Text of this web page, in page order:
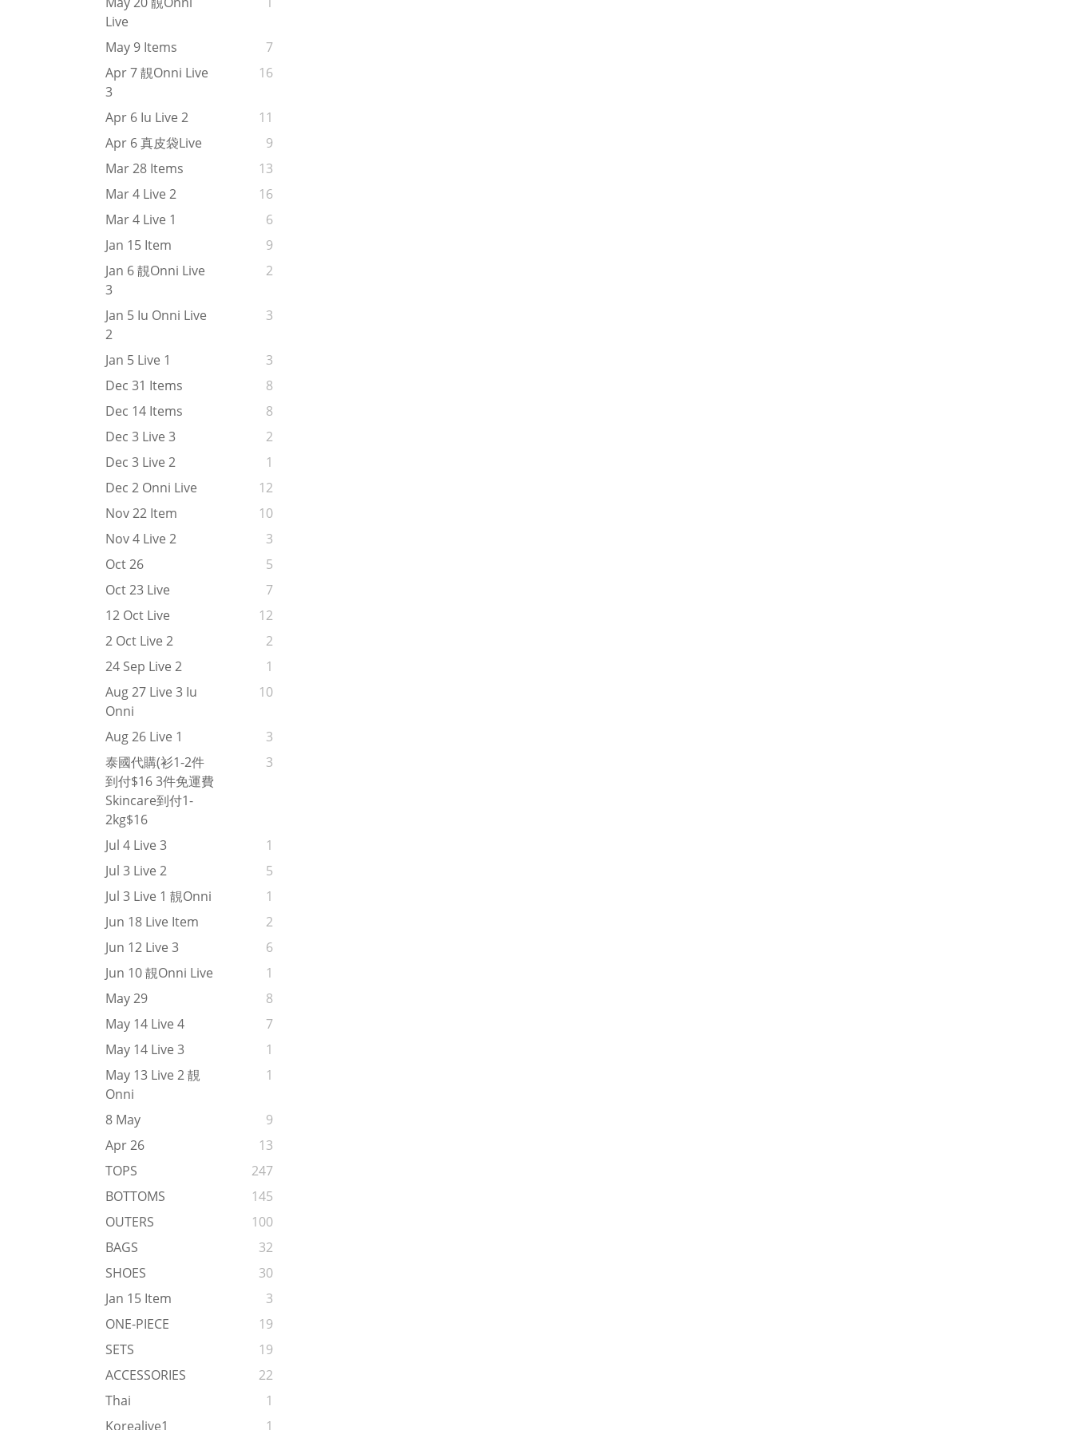
Live
May 9 Items
7
Apr 7 靚onni Live
3
16
Apr 6 Iu Live 2
11
Apr 6 真皮袋live
9
Mar 28 Items
13
Mar 4 Live 2
16
Mar 4 Live 1
6
Jan 15 Item
9
Jan 6 靚onni Live
3
2
Jan 5 Iu Onni Live
2
3
Jan 5 Live 1
3
Dec 31 Items
8
Dec 14 Items
8
Dec 3 Live 3
2
Dec 3 Live 2
1
Dec 2 Onni Live
12
Nov 22 Item
10
Nov 4 Live 2
3
Oct 26
5
Oct 23 Live
7
12 Oct Live
12
2 Oct Live 2
2
24 Sep Live 2
1
Aug 27 Live 3 Iu
Onni
10
Aug 26 Live 1
3
泰國代購(衫1-2件
到付$16 3件免運費
Skincare到付1-
2kg$16
3
Jul 4 Live 3
1
Jul 3 Live 2
5
Jul 3 Live 1 靚onni
1
Jun 18 Live Item
2
Jun 12 Live 3
6
Jun 10 靚onni Live
1
May 29
8
May 14 Live 4
7
May 14 Live 3
1
May 13 Live 2 靚
Onni
1
8 May
9
Apr 26
13
TOPS
247
BOTTOMS
145
OUTERS
100
BAGS
32
SHOES
30
Jan 15 Item
3
ONE-PIECE
19
SETS
19
ACCESSORIES
22
Thai
1
Korealive1
1